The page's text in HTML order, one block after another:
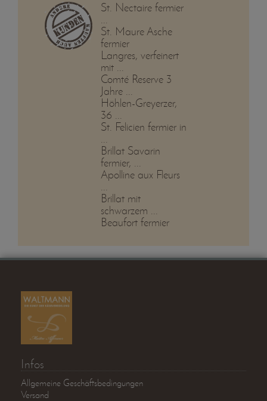
St. Nectaire fermier
...
St. Maure Asche
fermier
Langres, verfeinert
mit ...
Comté Reserve 3
Jahre ...
Höhlen-Greyerzer,
36 ...
St. Felicien fermier in
...
Brillat Savarin
fermier, ...
Apolline aux Fleurs
...
Brillat mit
schwarzem ...
Beaufort fermier
Infos
Allgemeine Geschäftsbedingungen
Versand